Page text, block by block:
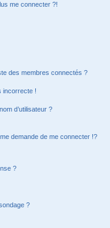
me connecter ?!
des membres connectés ?
incorrecte !
d’utilisateur ?
demande de me connecter !?
?
?